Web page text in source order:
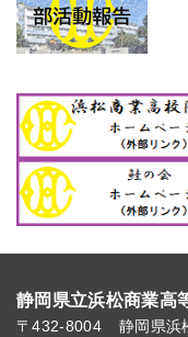
静岡県立浜松商業高
〒432-8004 静岡県浜